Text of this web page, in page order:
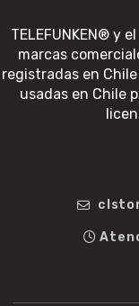
TELEFUNKEN® y
marcas
registradas en
usadas en Chile